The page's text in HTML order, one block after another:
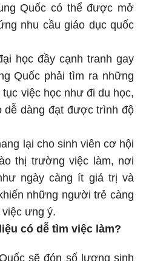
Quốc có thể được mở
nhu cầu giáo dục quốc
học đầy cạnh tranh gay
Quốc phải tìm ra những
việc học như đi du học,
dễ dàng đạt được trình độ
lại cho sinh viên cơ hội
thị trường việc làm, nơi
ngày càng ít giá trị và
những người trẻ càng
ưng ý.
có dễ tìm việc làm?